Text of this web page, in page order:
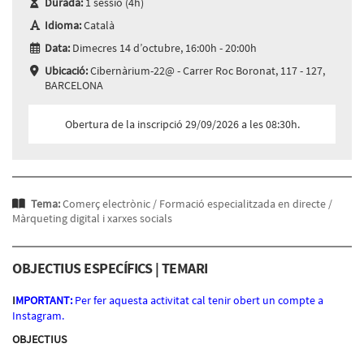
Idioma:Català
Data: Dimecres 14 d’octubre, 16:00h - 20:00h
Ubicació:Cibernàrium-22@ - Carrer Roc Boronat, 117 - 127,
BARCELONA
Obertura de la inscripció 29/09/2026 a les 08:30h.
Tema:Comerç electrònic / Formació especialitzada en directe /
Màrqueting digital i xarxes socials
OBJECTIUS ESPECÍFICS | TEMARI
IMPORTANT: Per fer aquesta activitat cal tenir obert un compte a
Instagram.
OBJECTIUS